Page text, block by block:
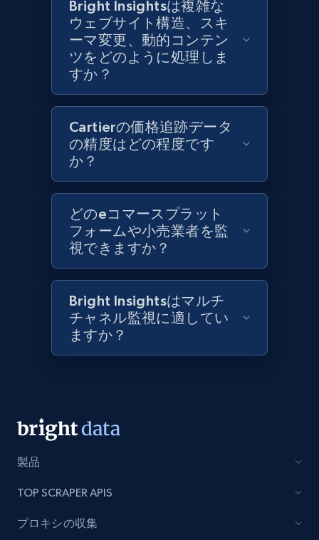
208+ 今すぐ始める
Zara - Products - discovery by category url
Category id, Product id, Product name, Price,
Currency, Colour code, Colour, Description, and
1.2K+ 208+ 今すぐ始める
Best Buy products
URL, Product id, Title, Images, Final price,
Currency, Discount, Initial price, and more.
1.1K+ 149+
products using specified keywords
Currency, Discount, Initial price, and more.
Bright Insightsは複雑な
ウェブサイト構造、スキ
ーマ変更、動的コンテン
ツをどのように処理しま
すか？
Cartierの価格追跡データ
の精度はどの程度です
か？
どのeコマースプラット
フォームや小売業者を監
視できますか？
Bright Insightsはマルチ
チャネル監視に適してい
ますか？
製品
TOP SCRAPER APIS
プロキシの収集